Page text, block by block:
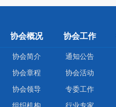
协会概况
协会简介
协会章程
协会领导
组织机构
协会工作
通知公告
协会活动
专委工作
行业专家